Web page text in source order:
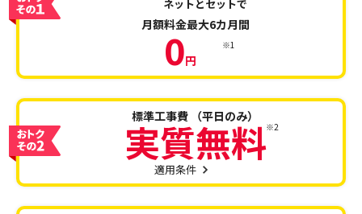
ネットとセットで
月額料金最大6カ月間
0円
※1
標準工事費 （平日のみ）
実質無料※2
適用条件